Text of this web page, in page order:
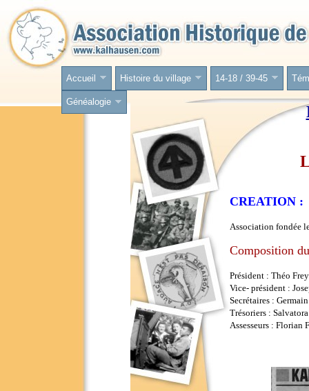
Accueil Histoire du village 14-18 / 39-45
Généalogie
CREATION :
Association fondée
Composition
Président : Théo
Vice- président :
Secrétaires :
Trésoriers :
Assesseurs : Florian